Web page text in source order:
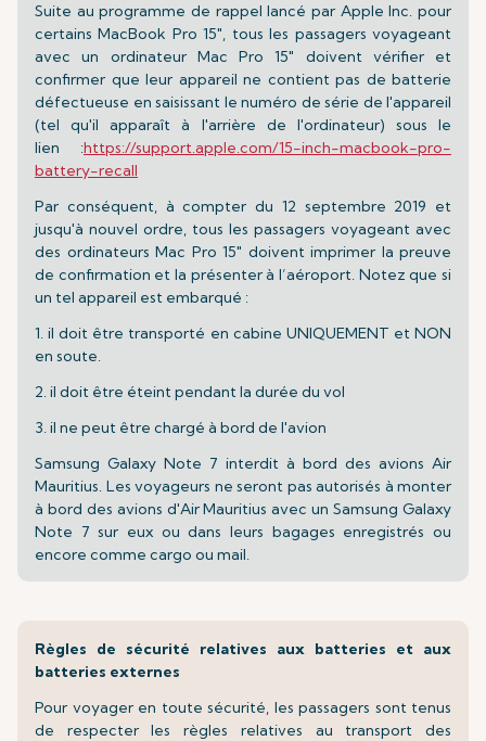
Suite au programme de rappel lancé par Apple Inc. pour
certains MacBook Pro 15", tous les passagers voyageant
avec un ordinateur Mac Pro 15" doivent vérifier et
confirmer que leur appareil ne contient pas de batterie
défectueuse en saisissant le numéro de série de l'appareil
(tel qu'il apparaît à l'arrière de l'ordinateur) sous le
lien :https://support.apple.com/15-inch-macbook-pro-
battery-recall
Par conséquent, à compter du 12 septembre 2019 et
jusqu'à nouvel ordre, tous les passagers voyageant avec
des ordinateurs Mac Pro 15" doivent imprimer la preuve
de confirmation et la présenter à l’aéroport. Notez que si
un tel appareil est embarqué :
1. il doit être transporté en cabine UNIQUEMENT et NON
en soute.
2. il doit être éteint pendant la durée du vol
3. il ne peut être chargé à bord de l'avion
Samsung Galaxy Note 7 interdit à bord des avions Air
Mauritius. Les voyageurs ne seront pas autorisés à monter
à bord des avions d'Air Mauritius avec un Samsung Galaxy
Note 7 sur eux ou dans leurs bagages enregistrés ou
encore comme cargo ou mail.
Règles de sécurité relatives aux batteries et aux
batteries externes
Pour voyager en toute sécurité, les passagers sont tenus
de respecter les règles relatives au transport des